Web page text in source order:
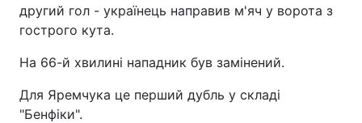
другий гол - українець направив м'яч у ворота з
гострого кута.
На 66-й хвилині нападник був замінений.
Для Яремчука це перший дубль у складі
"Бенфіки".